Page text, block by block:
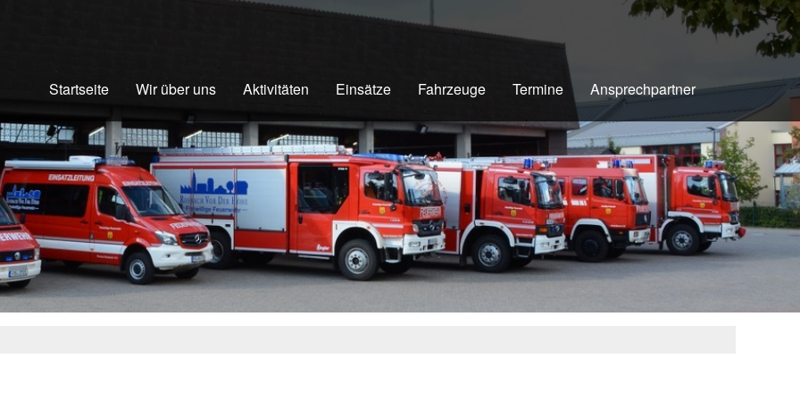
Startseite Wir über uns Aktivitäten Einsätze Fahrzeuge Termine Ansprechpartner